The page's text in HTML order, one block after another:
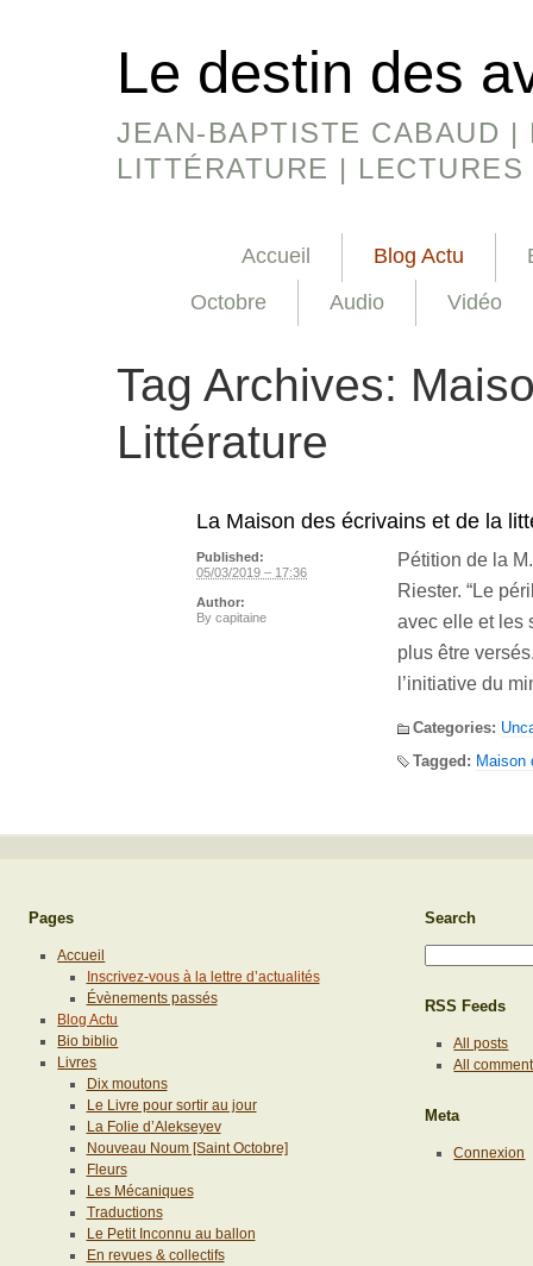
Le destin des
JEAN-BAPTISTE CABAUD
LITTÉRATURE |
Accueil Blog Actu
Octobre
Audio Vidéo
Tag Archives:
Littérature
La Maison des écrivains et de la
Pétition de la
Riester. “Le
avec elle et les
plus être
l’initiative du
Categories:
Tagged: Maison
Published:
05/03/2019 – 17:36
Author:
By capitaine
Pages
Accueil
Inscrivez-vous à la lettre d’actualités
Évènements passés
Blog Actu
Bio biblio
Livres
Dix moutons
Le Livre pour sortir au jour
La Folie d’Alekseyev
Nouveau Noum [Saint Octobre]
Fleurs
Les Mécaniques
Traductions
Le Petit Inconnu au ballon
En revues & collectifs
Search
RSS Feeds
All posts
All
Meta
Connexion